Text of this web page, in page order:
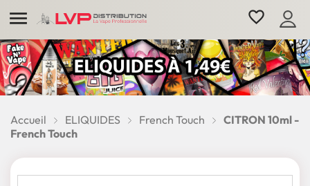
 favorite_border
Accueil ELIQUIDES French Touch
CITRON 10ml -
French Touch